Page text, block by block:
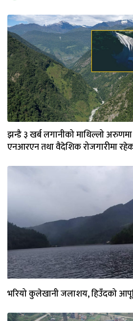
झन्डै ३ खर्ब लगानीको माथिल्लो
एनआरएन तथा वैदेशिक रोजगारीमा
भरियो कुलेखानी जलाशय, हिउँदको